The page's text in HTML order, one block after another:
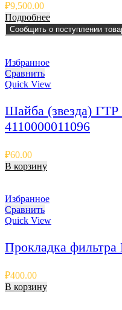
₽9,500.00
Подробнее
Сообщить о поступлении
Избранное
Сравнить
Quick View
Шайба (звезда)
4110000011096
₽60.00
В корзину
Избранное
Сравнить
Quick View
Прокладка
₽400.00
В корзину